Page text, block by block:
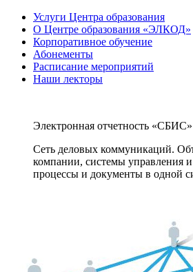
Услуги Центра образования
О Центре образования «ЭЛКОД»
Корпоративное обучение
Абонементы
Расписание мероприятий
Наши лекторы
Электронная отчетность «СБИС»
Сеть деловых коммуникаций.
компании, системы управления и
процессы и документы в одной